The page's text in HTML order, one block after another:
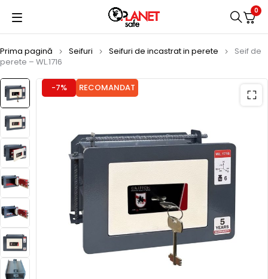
0
Prima pagină Seifuri Seifuri de incastrat in perete
Seif de
perete – WL.1716
-7% RECOMANDAT